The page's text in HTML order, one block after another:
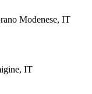
Modenese, IT
IT